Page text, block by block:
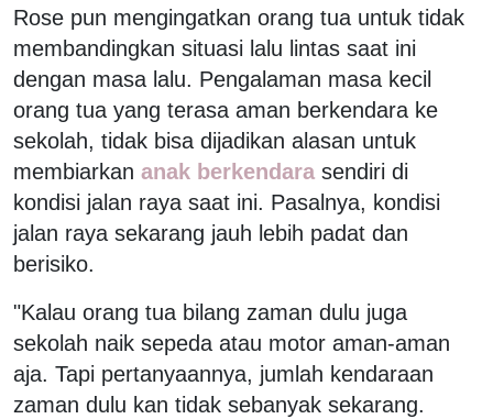
Rose pun mengingatkan orang tua untuk tidak
membandingkan situasi lalu lintas saat ini
dengan masa lalu. Pengalaman masa kecil
orang tua yang terasa aman berkendara ke
sekolah, tidak bisa dijadikan alasan untuk
membiarkan anak berkendara sendiri di
kondisi jalan raya saat ini. Pasalnya, kondisi
jalan raya sekarang jauh lebih padat dan
berisiko.
"Kalau orang tua bilang zaman dulu juga
sekolah naik sepeda atau motor aman-aman
aja. Tapi pertanyaannya, jumlah kendaraan
zaman dulu kan tidak sebanyak sekarang.